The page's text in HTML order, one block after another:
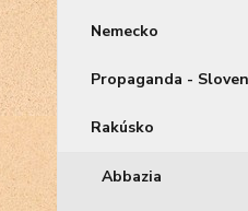
Nemecko
Propaganda -
Rakúsko
Abbazia